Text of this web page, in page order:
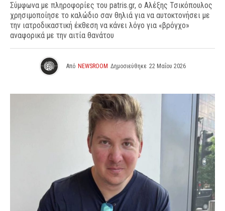
Σύμφωνα με πληροφορίες του patris.gr, ο Αλέξης Τσικόπουλος
χρησιμοποίησε το καλώδιο σαν θηλιά για να αυτοκτονήσει με
την ιατροδικαστική έκθεση να κάνει λόγο για «βρόγχο»
αναφορικά με την αιτία θανάτου
Από NEWSROOM Δημοσιεύθηκε 22 Μαΐου 2026